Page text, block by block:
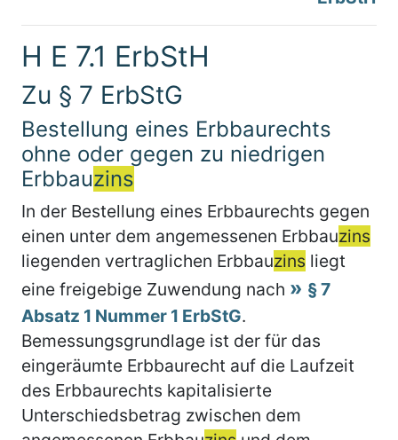
H E 7.1 ErbStH
Zu § 7 ErbStG
Bestellung eines Erbbaurechts
ohne oder gegen zu niedrigen
Erbbauzins
In der Bestellung eines Erbbaurechts gegen
einen unter dem angemessenen Erbbauzins
liegenden vertraglichen Erbbauzins liegt
eine freigebige Zuwendung nach
§ 7
Absatz 1 Nummer 1 ErbStG.
Bemessungsgrundlage ist der für das
eingeräumte Erbbaurecht auf die Laufzeit
des Erbbaurechts kapitalisierte
Unterschiedsbetrag zwischen dem